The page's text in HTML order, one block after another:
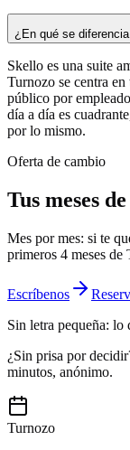
¿En qué se
Skello es una suite
Turnozo se centra
público por
día a día es
por lo mismo.
Oferta de cambio
Tus meses
Mes por mes: si te
primeros 4 meses de
Escríbenos
Sin letra pequeña: lo
¿Sin prisa por
minutos, anónimo.
Turnozo